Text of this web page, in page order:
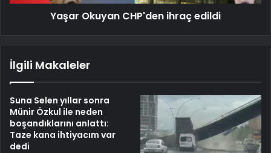
Yaşar Okuyan CHP'den ihraç edildi
İlgili Makaleler
Suna Selen yıllar sonra
Münir Özkul ile neden
boşandıklarını anlattı:
Taze kana ihtiyacım var
dedi